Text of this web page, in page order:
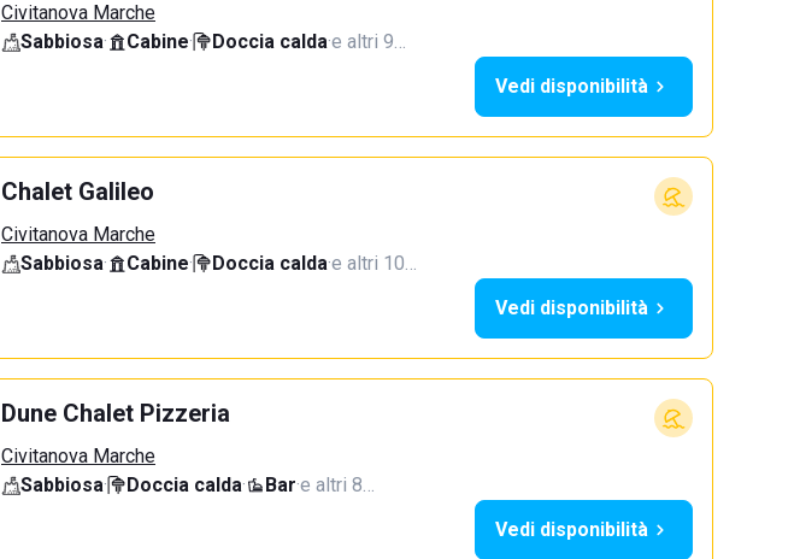
Civitanova Marche
Sabbiosa· Cabine· Doccia calda·e altri 9…
Vedi disponibilità
Chalet Galileo
Civitanova Marche
Sabbiosa· Cabine· Doccia calda·e altri 10…
Vedi disponibilità
Dune Chalet Pizzeria
Civitanova Marche
Sabbiosa· Doccia calda· Bar·e altri 8…
Vedi disponibilità